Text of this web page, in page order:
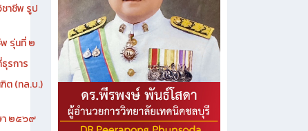
าชีพ รูป
รุ่นที่ ๒
รการ
ต (ทล.บ.)
า ๒๕๖๙